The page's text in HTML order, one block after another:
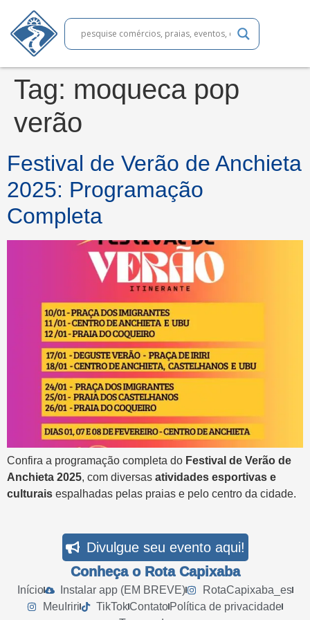
Tag: moqueca pop
verão
Festival de Verão de Anchieta
2025: Programação
Completa
Confira a programação completa do Festival de Verão de
Anchieta 2025, com diversas atividades esportivas e
culturais espalhadas pelas praias e pelo centro da cidade.
Divulgue seu evento aqui!
Conheça o Rota Capixaba
Início Instalar app (EM BREVE)
RotaCapixaba_es
MeuIriri
TikTokContato Política de privacidade